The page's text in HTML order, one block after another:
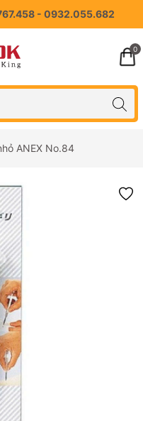
- 0932.055.682
0
ANEX No.84